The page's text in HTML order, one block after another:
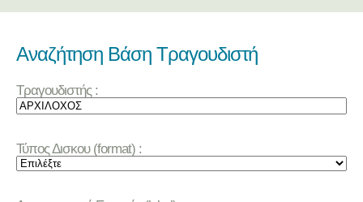
Αναζήτηση Βάση Τραγουδιστή
Τραγουδιστής :
Τύπος Δισκου (format) :